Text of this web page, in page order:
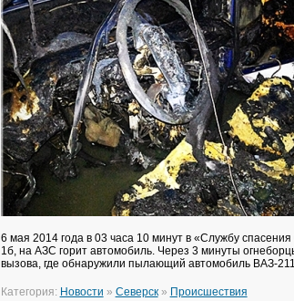
6 мая 2014 года в 03 часа 10 минут в «Службу
1б, на АЗС горит автомобиль. Через 3 минуты
вызова, где обнаружили пылающий автомобиль ВАЗ-
Категория: Новости » Северск» Происшествия